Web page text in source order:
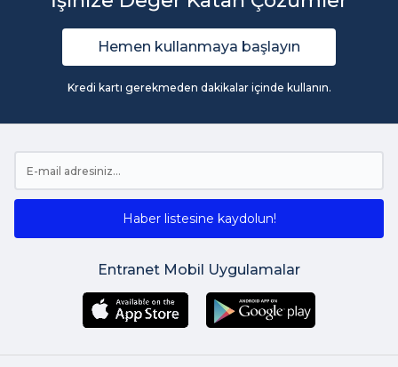
Hemen kullanmaya başlayın
Kredi kartı gerekmeden dakikalar içinde kullanın.
Haber listesine kaydolun!
Entranet Mobil Uygulamalar